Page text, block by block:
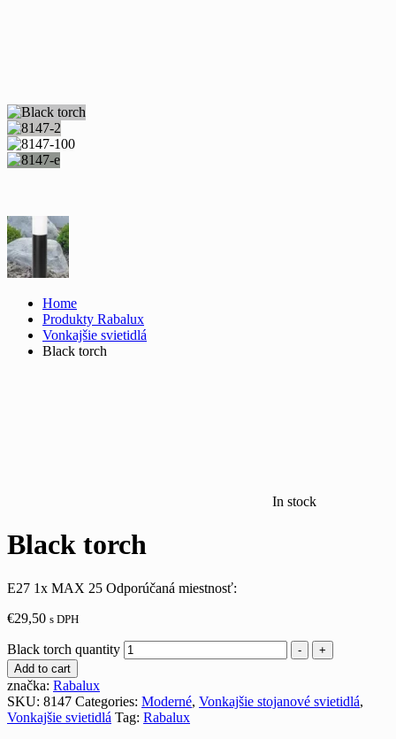
Home
Produkty Rabalux
Vonkajšie svietidlá
Black torch
In stock
Black torch
E27 1x MAX 25 Odporúčaná miestnosť:
€29,50 s DPH
Black torch quantity -
+
Add to cart
značka: Rabalux
SKU: 8147 Categories: Moderné, Vonkajšie stojanové svietidlá,
Vonkajšie svietidlá Tag: Rabalux